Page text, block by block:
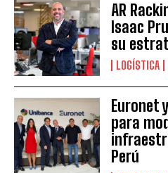
AR
Isaac
su
LOGÍSTICA
Euronet
para
Perú